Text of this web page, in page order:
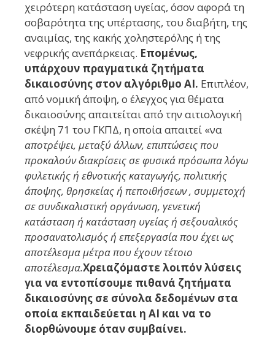
χειρότερη κατάσταση υγείας, όσον αφορά τη
σοβαρότητα της υπέρτασης, του διαβήτη, της
αναιμίας, της κακής χοληστερόλης ή της
νεφρικής ανεπάρκειας. Επομένως,
υπάρχουν πραγματικά ζητήματα
δικαιοσύνης στον αλγόριθμο AI. Επιπλέον,
από νομική άποψη, ο έλεγχος για θέματα
δικαιοσύνης απαιτείται από την αιτιολογική
σκέψη 71 του ΓΚΠΔ, η οποία απαιτεί «να
αποτρέψει, μεταξύ άλλων, επιπτώσεις που
προκαλούν διακρίσεις σε φυσικά πρόσωπα λόγω
φυλετικής ή εθνοτικής καταγωγής, πολιτικής
άποψης, θρησκείας ή πεποιθήσεων , συμμετοχή
σε συνδικαλιστική οργάνωση, γενετική
κατάσταση ή κατάσταση υγείας ή σεξουαλικός
προσανατολισμός ή επεξεργασία που έχει ως
αποτέλεσμα μέτρα που έχουν τέτοιο
αποτέλεσμα.Χρειαζόμαστε λοιπόν λύσεις
για να εντοπίσουμε πιθανά ζητήματα
δικαιοσύνης σε σύνολα δεδομένων στα
οποία εκπαιδεύεται η AI και να το
διορθώνουμε όταν συμβαίνει.